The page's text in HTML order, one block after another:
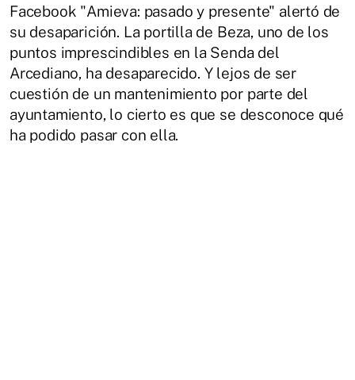
Facebook "Amieva: pasado y presente" alertó de
su desaparición. La portilla de Beza, uno de los
puntos imprescindibles en la Senda del
Arcediano, ha desaparecido. Y lejos de ser
cuestión de un mantenimiento por parte del
ayuntamiento, lo cierto es que se desconoce qué
ha podido pasar con ella.